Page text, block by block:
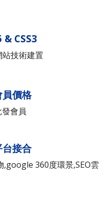
CSS3
技術建置
員價格
會員
接合
360度環景,SEO雲